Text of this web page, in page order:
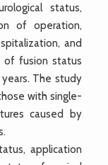
status,
of operation,
and
of fusion status
The study
with single-
caused by
application